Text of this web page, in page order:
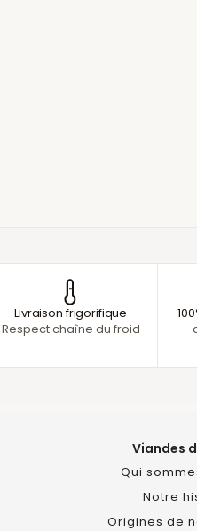
Livraison frigorifique
Respect chaîne du froid
Viandes
Qui
Notre
Origines de